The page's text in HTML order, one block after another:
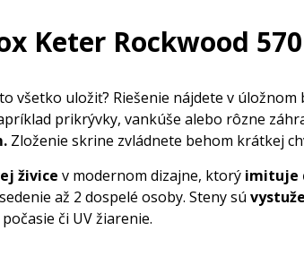
Keter Rockwood
všetko uložiť? Riešenie nájdete v úložnom
prikrývky, vankúše alebo rôzne
Zloženie skrine zvládnete behom krátkej
živice v modernom dizajne, ktorý imituje
až 2 dospelé osoby. Steny sú
či UV žiarenie.